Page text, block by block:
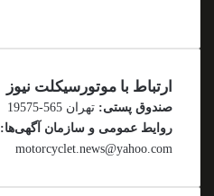
ارتباط با موتورسیکلت نیوز
صندوق پستی: تهران 565-19575
روایط عمومی و سازمان آگهی‌ها:
motorcyclet.news@yahoo.com